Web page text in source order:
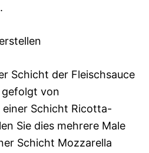
Schicht der Fleischsauce
von
Schicht Ricotta-
Sie dies mehrere Male
Schicht Mozzarella